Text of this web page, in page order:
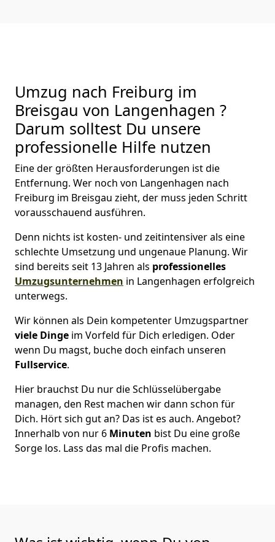
Umzug nach Freiburg im
Breisgau von Langenhagen ?
Darum solltest Du unsere
professionelle Hilfe nutzen
Eine der größten Herausforderungen ist die
Entfernung. Wer noch von Langenhagen nach
Freiburg im Breisgau zieht, der muss jeden Schritt
vorausschauend ausführen.
Denn nichts ist kosten- und zeitintensiver als eine
schlechte Umsetzung und ungenaue Planung. Wir
sind bereits seit 13 Jahren als professionelles
Umzugsunternehmen in Langenhagen erfolgreich
unterwegs.
Wir können als Dein kompetenter Umzugspartner
viele Dinge im Vorfeld für Dich erledigen. Oder
wenn Du magst, buche doch einfach unseren
Fullservice.
Hier brauchst Du nur die Schlüsselübergabe
managen, den Rest machen wir dann schon für
Dich. Hört sich gut an? Das ist es auch. Angebot?
Innerhalb von nur 6 Minuten bist Du eine große
Sorge los. Lass das mal die Profis machen.